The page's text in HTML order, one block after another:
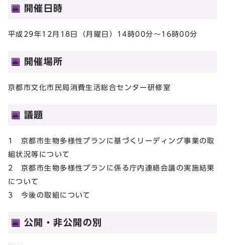
開催日時
平成29年12月18日（月曜日）14時00分～16時00分
開催場所
京都市文化市民局消費生活総合センター研修室
議題
1 京都市生物多様性プランに基づくリーディング事業の取
組状況等について
2 京都市生物多様性プランに係る庁内連絡会議の実施結果
について
3 今後の取組について
公開・非公開の別